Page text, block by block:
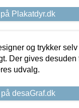
Plakatdyr.dk
og trykker
Der gives
udvalg.
desaGraf.dk